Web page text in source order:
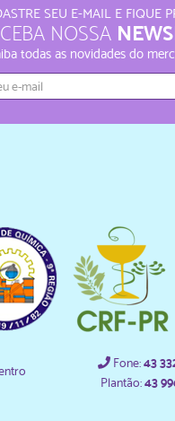
SEU E-MAIL E FIQUE
NOSSA
todas as novidades do
Fone:43
Plantão:43